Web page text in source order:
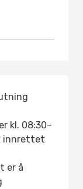
kl. 08:30–
innrettet
er å